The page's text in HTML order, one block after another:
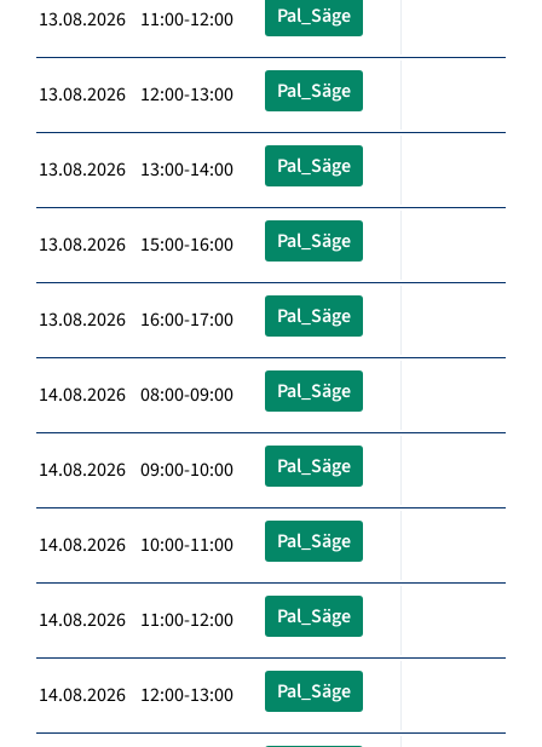
13.08.2026 11:00-12:00 Pal_Säge
13.08.2026 12:00-13:00 Pal_Säge
13.08.2026 13:00-14:00 Pal_Säge
13.08.2026 15:00-16:00 Pal_Säge
13.08.2026 16:00-17:00 Pal_Säge
14.08.2026 08:00-09:00 Pal_Säge
14.08.2026 09:00-10:00 Pal_Säge
14.08.2026 10:00-11:00 Pal_Säge
14.08.2026 11:00-12:00 Pal_Säge
14.08.2026 12:00-13:00 Pal_Säge